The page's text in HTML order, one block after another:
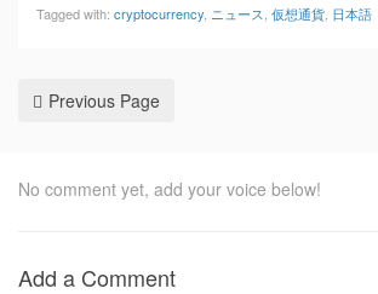
Tagged with: cryptocurrency ニュース 仮想通貨 日本語
Previous Page
No comment yet, add your voice below!
Add a Comment